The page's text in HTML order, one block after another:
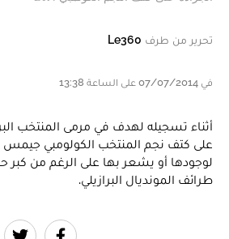
تحرير من طرف Le360
في 07/07/2014 على الساعة 13:38
أثناء تسجيله لهدف في مرمى المنتخب
على كتف نجم المنتخب الكولومبي جيمس
لوجودها أو يشعر بها على الرغم من
طرائف المونديال البرازيلي.